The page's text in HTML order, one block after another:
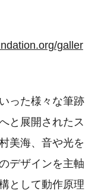
galler
った様々な筆跡
と展開されたス
美海、音や光を
デザインを主軸
として動作原理